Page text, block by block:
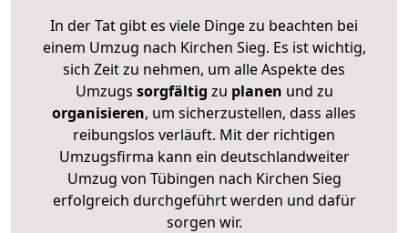
In der Tat gibt es viele Dinge zu beachten bei
einem Umzug nach Kirchen Sieg. Es ist wichtig,
sich Zeit zu nehmen, um alle Aspekte des
Umzugs sorgfältig zu planen und zu
organisieren, um sicherzustellen, dass alles
reibungslos verläuft. Mit der richtigen
Umzugsfirma kann ein deutschlandweiter
Umzug von Tübingen nach Kirchen Sieg
erfolgreich durchgeführt werden und dafür
sorgen wir.